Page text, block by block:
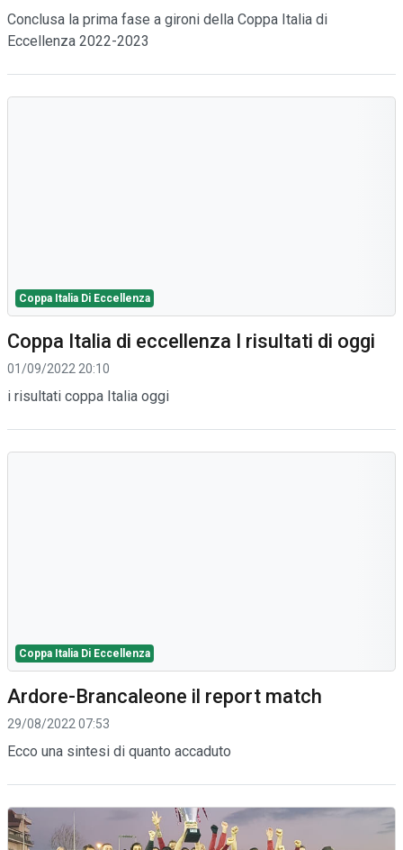
Conclusa la prima fase a gironi della Coppa Italia di
Eccellenza 2022-2023
Coppa Italia Di Eccellenza
Coppa Italia di eccellenza I risultati di oggi
01/09/2022 20:10
i risultati coppa Italia oggi
Coppa Italia Di Eccellenza
Ardore-Brancaleone il report match
29/08/2022 07:53
Ecco una sintesi di quanto accaduto